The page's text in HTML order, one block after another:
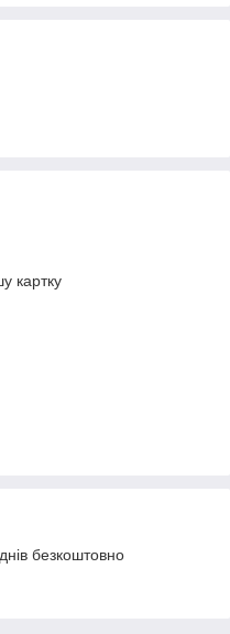
картку
безкоштовно